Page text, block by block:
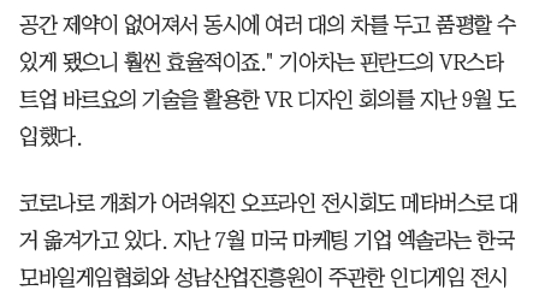
공간 제약이 없어져서 동시에 여러 대의 차를 두고 품평할 수
있게 됐으니 훨씬 효율적이죠." 기아차는 핀란드의 VR스타
트업 바르요의 기술을 활용한 VR 디자인 회의를 지난 9월 도
입했다.
코로나로 개최가 어려워진 오프라인 전시회도 메타버스로 대
거 옮겨가고 있다. 지난 7월 미국 마케팅 기업 엑솔라는 한국
모바일게임협회와 성남산업진흥원이 주관한 인디게임 전시